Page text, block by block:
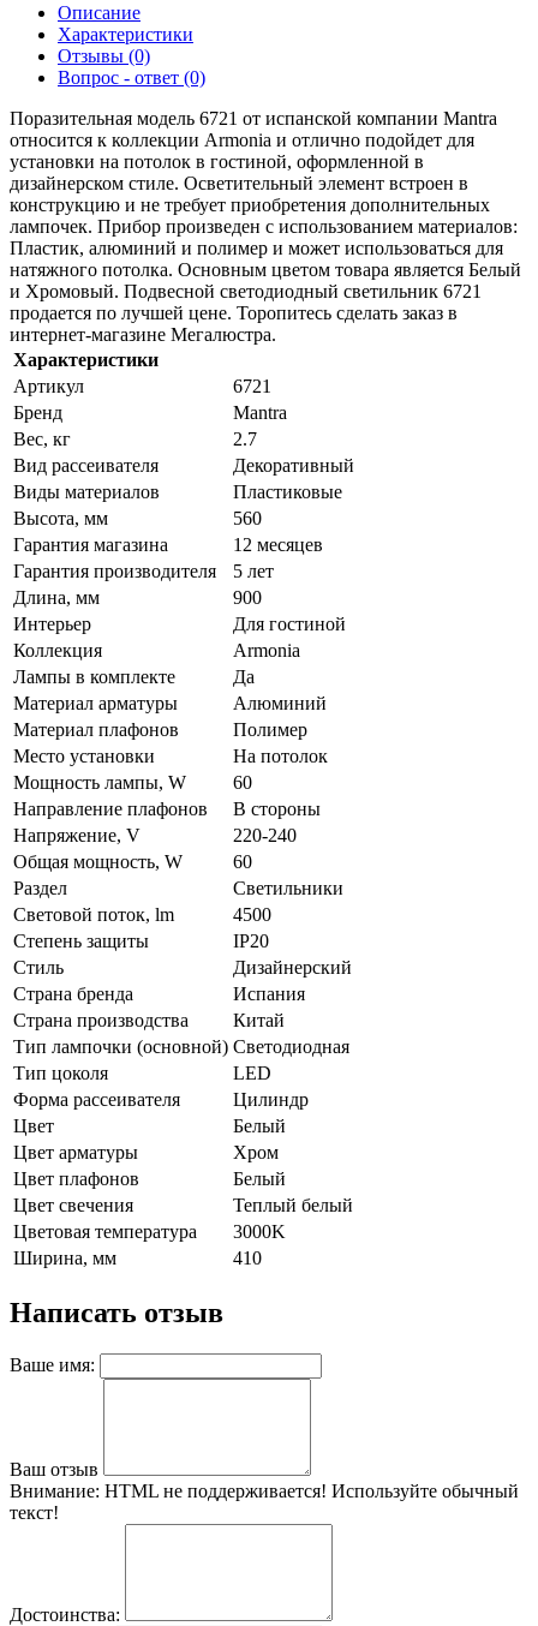
Описание
Характеристики
Отзывы (0)
Вопрос - ответ (0)
Поразительная модель 6721 от испанской компании Mantra
относится к коллекции Armonia и отлично подойдет для
установки на потолок в гостиной, оформленной в
дизайнерском стиле. Осветительный элемент встроен в
конструкцию и не требует приобретения дополнительных
лампочек. Прибор произведен с использованием материалов:
Пластик, алюминий и полимер и может использоваться для
натяжного потолка. Основным цветом товара является Белый
и Хромовый. Подвесной светодиодный светильник 6721
продается по лучшей цене. Торопитесь сделать заказ в
интернет-магазине Мегалюстра.
Характеристики
Артикул
6721
Бренд
Mantra
Вес, кг
2.7
Вид рассеивателя
Декоративный
Виды материалов
Пластиковые
Высота, мм
560
Гарантия магазина
12 месяцев
Гарантия производителя
5 лет
Длина, мм
900
Интерьер
Для гостиной
Коллекция
Armonia
Лампы в комплекте
Да
Материал арматуры
Алюминий
Материал плафонов
Полимер
Место установки
На потолок
Мощность лампы, W
60
Направление плафонов
В стороны
Напряжение, V
220-240
Общая мощность, W
60
Раздел
Светильники
Световой поток, lm
4500
Степень защиты
IP20
Стиль
Дизайнерский
Страна бренда
Испания
Страна производства
Китай
Тип лампочки (основной) Светодиодная
Тип цоколя
LED
Форма рассеивателя
Цилиндр
Цвет
Белый
Цвет арматуры
Хром
Цвет плафонов
Белый
Цвет свечения
Теплый белый
Цветовая температура
3000K
Ширина, мм
410
Написать отзыв
Ваше имя:
Ваш отзыв
Внимание: HTML не поддерживается! Используйте обычный
текст!
Достоинства: